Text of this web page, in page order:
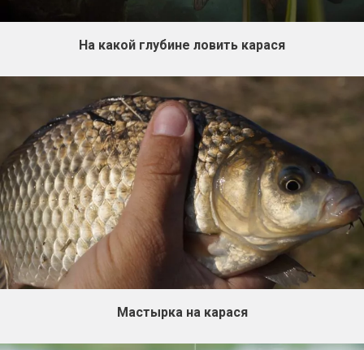
На какой глубине ловить карася
Мастырка на карася